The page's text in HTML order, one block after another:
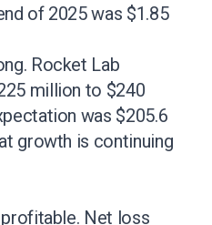
of 2025 was $1.85
Rocket Lab
million to $240
was $205.6
growth is continuing
Net loss